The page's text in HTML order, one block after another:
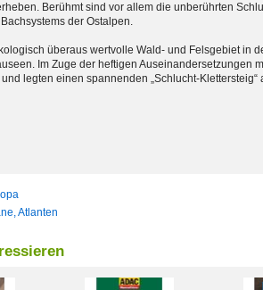
Berühmt sind vor allem die unberührten
der Ostalpen.
überaus wertvolle Wald- und Felsgebiet in
Im Zuge der heftigen Auseinandersetzungen
legten einen spannenden „Schlucht-Klettersteig“
Atlanten